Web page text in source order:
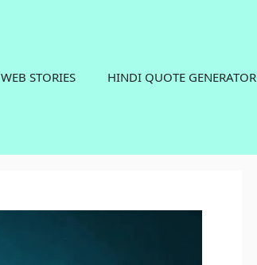
WEB STORIES HINDI QUOTE GENERATOR